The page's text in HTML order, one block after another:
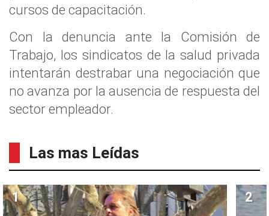
cursos de capacitación.
Con la denuncia ante la Comisión de
Trabajo, los sindicatos de la salud privada
intentarán destrabar una negociación que
no avanza por la ausencia de respuesta del
sector empleador.
Las mas Leídas